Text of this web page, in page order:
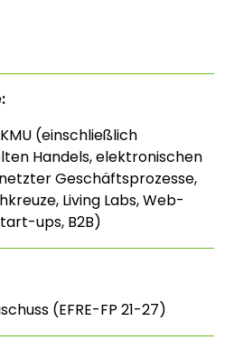
(einschließlich
Handels, elektronischen
Geschäftsprozesse,
Living Labs, Web-
ups, B2B)
(EFRE-FP 21-27)